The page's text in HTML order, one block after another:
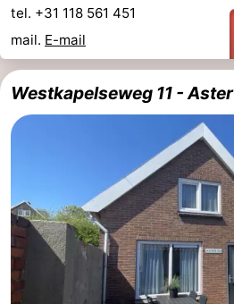
tel. +31 118 561 451
mail. E-mail
Westkapelseweg 11 - Aster